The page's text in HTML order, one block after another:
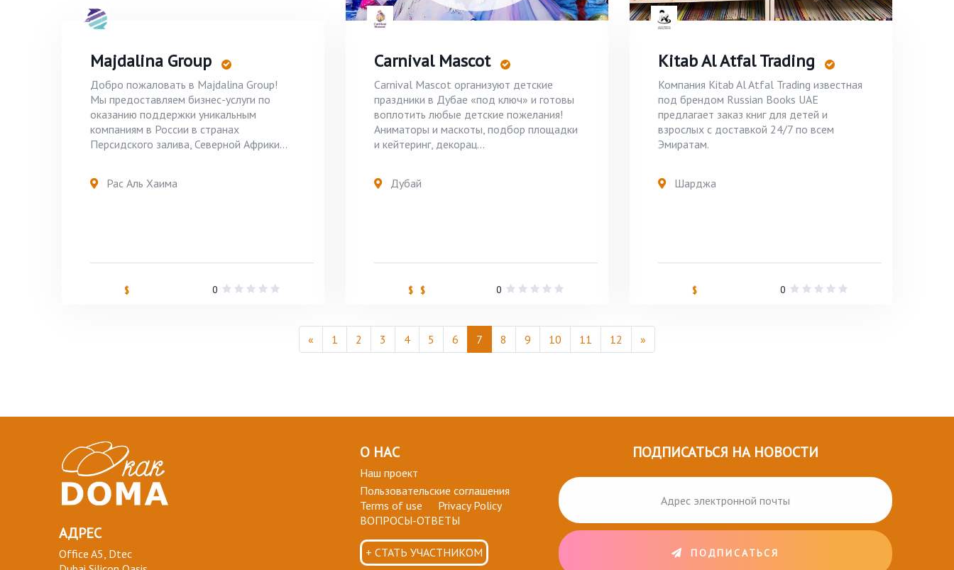
Majdalina Group
Добро пожаловать в Majdalina Group!
Мы предоставляем бизнес-услуги по
оказанию поддержки уникальным
компаниям в России в странах
Персидского залива, Северной Африки...
Рас Аль Хаима
$ 0
Carnival Mascot
Carnival Mascot организуют детские
праздники в Дубае «под ключ» и готовы
воплотить любые детские пожелания!
Аниматоры и маскоты, подбор площадки
и кейтеринг, декорац...
Дубай
$ $ 0
Kitab Al Atfal Trading
Компания Kitab Al Atfal Trading известная
под брендом Russian Books UAE
предлагает заказ книг для детей и
взрослых с доставкой 24/7 по всем
Эмиратам.
Шарджа
$ 0
« 1 2 3 4 5 6 7 8 9 10 11 12 »
АДРЕС
Office A5, Dtec
О НАС
Наш проект
Пользовательские соглашения
Terms of use
Privacy Policy
ВОПРОСЫ-ОТВЕТЫ
+ СТАТЬ УЧАСТНИКОМ
ПОДПИСАТЬСЯ НА НОВОСТИ
ПОДПИСАТЬСЯ